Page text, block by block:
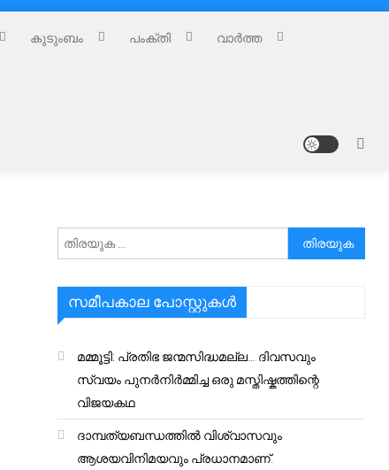
കുടുംബം പംക്തി വാർത്ത
അനേഷിക്കുക
സമീപകാല പോസ്റ്റുകൾ
മമ്മൂട്ടി: പ്രതിഭ ജന്മസിദ്ധമല്ല… ദിവസവും
സ്വയം പുനർനിർമ്മിച്ച ഒരു മസ്തിഷ്കത്തിന്റെ
വിജയകഥ
ദാമ്പത്യബന്ധത്തിൽ വിശ്വാസവും
ആശയവിനിമയവും പ്രധാനമാണ്.